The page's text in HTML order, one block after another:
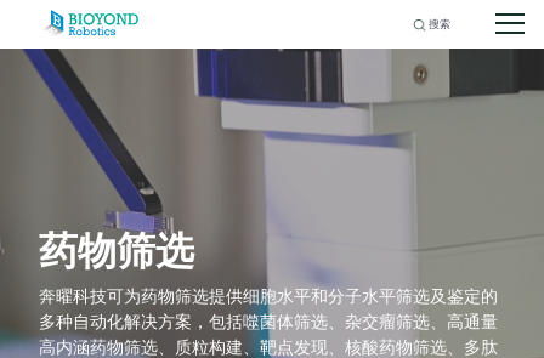
Skip
Search
药物筛选
奔曜科技可为药物筛选提供细胞水平和分子水平筛选及鉴定的
多种自动化解决方案，包括噬菌体筛选、杂交瘤筛选、高通量
高内涵药物筛选、质粒构建、靶点发现、核酸药物筛选、多肽